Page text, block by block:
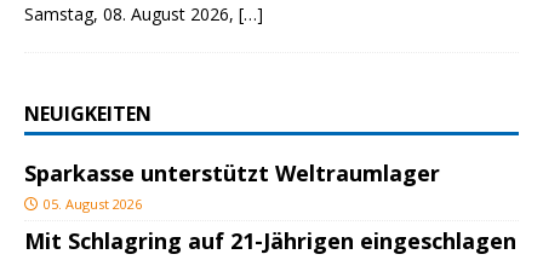
Samstag, 08. August 2026, […]
NEUIGKEITEN
Sparkasse unterstützt Weltraumlager
05. August 2026
Mit Schlagring auf 21-Jährigen eingeschlagen